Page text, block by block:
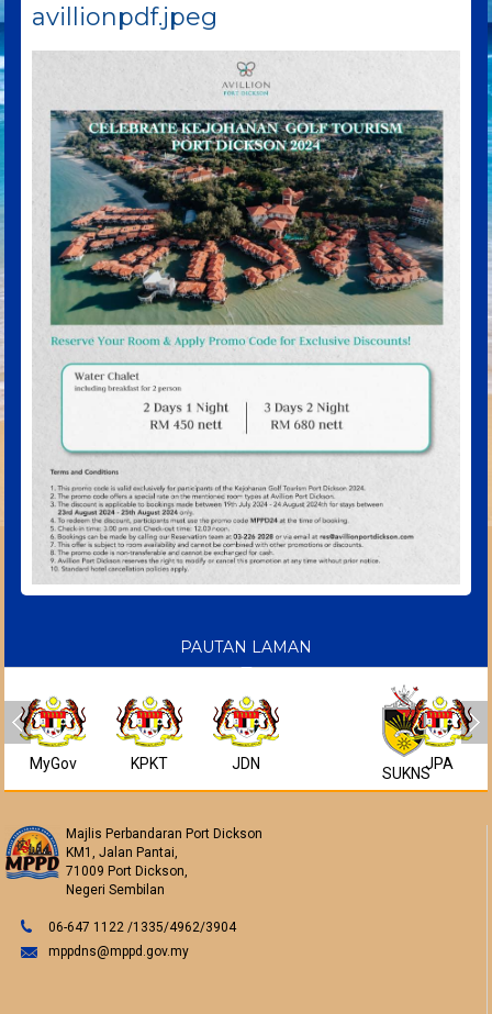
avillionpdf.jpeg
PAUTAN LAMAN
MyGov KPKT JDN
SUKNS
JPA
Majlis Perbandaran Port Dickson
KM1, Jalan Pantai,
71009 Port Dickson,
Negeri Sembilan
06-647 1122 /1335/4962/3904
mppdns@mppd.gov.my